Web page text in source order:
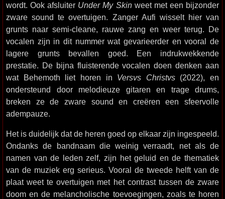
wordt. Ook afsluiter Under My Skinweet met een bijzonder
zware sound te overtuigen. Zanger Aufi wisselt hier van
grunts naar semi-cleane, rauwe zang en weer terug. De
vocalen zijn in dit nummer wat gevarieerder en vooral de
lagere grunts bevallen goed. Een indrukwekkende
prestatie. De bijna fluisterende vocalen doen denken aan
wat Behemoth liet horen in Versvs Christvs(2022), en
ondersteund door melodieuze gitaren en trage drums,
breken ze de zware sound en creëren een sfeervolle
adempauze.
Het is duidelijk dat de heren goed op elkaar zijn ingespeeld.
Ondanks de bandnaam die weinig verraadt, net als de
namen van de leden zelf, zijn het geluid en de thematiek
van de muziek erg serieus. Vooral de tweede helft van de
plaat weet te overtuigen met het contrast tussen de zware
doom en de melancholische toevoegingen, zoals te horen